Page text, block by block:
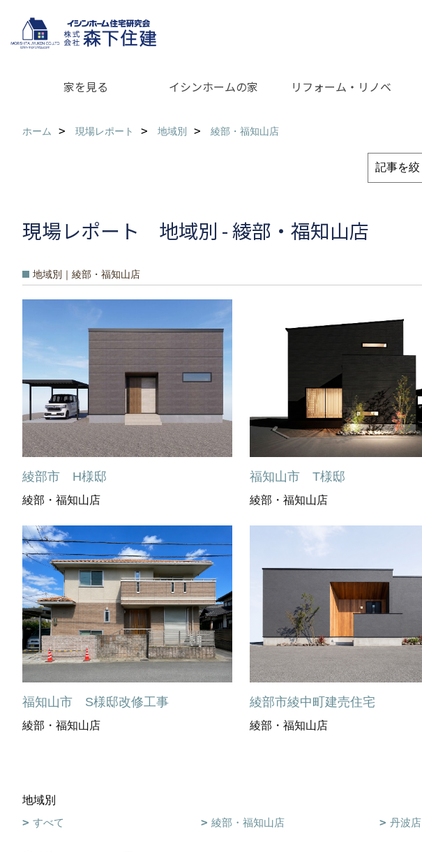
家を見る イシンホームの家 リフォーム・リノベ
ホーム 現場レポート 地域別 綾部・福知山店
現場レポート 地域別 - 綾部・福知山店
地域別｜綾部・福知山店
綾部市 H様邸
綾部・福知山店
福知山市 T様邸
綾部・福知山店
福知山市 S様邸改修工事
綾部・福知山店
綾部市綾中町建売住宅
綾部・福知山店
地域別
すべて
綾部・福知山店 丹波店